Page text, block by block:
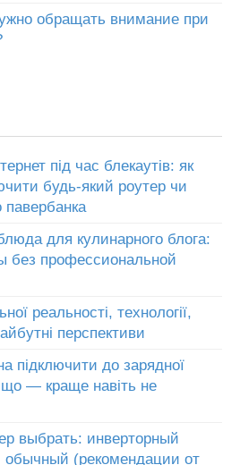
обращать внимание при
під час блекаутів: як
будь-який роутер чи
для кулинарного блога:
без профессиональной
реальності, технології,
перспективи
підключити до зарядної
що — краще навіть не
выбрать: инверторный
обычный (рекомендации от